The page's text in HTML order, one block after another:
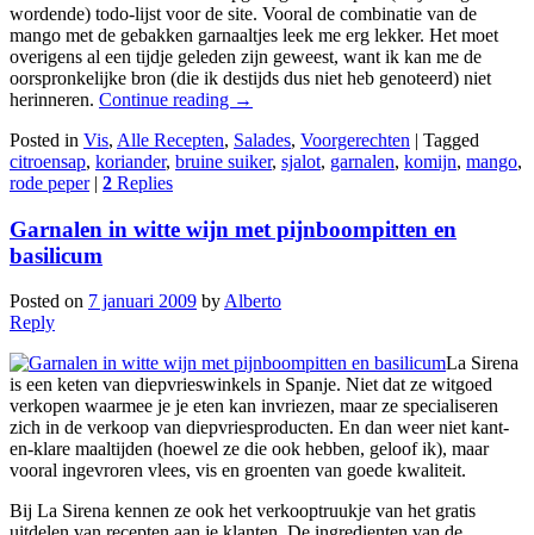
wordende) todo-lijst voor de site. Vooral de combinatie van de
mango met de gebakken garnaaltjes leek me erg lekker. Het moet
overigens al een tijdje geleden zijn geweest, want ik kan me de
oorspronkelijke bron (die ik destijds dus niet heb genoteerd) niet
herinneren. Continue reading →
Posted in Vis, Alle Recepten, Salades, Voorgerechten | Tagged
citroensap, koriander, bruine suiker, sjalot, garnalen, komijn, mango,
rode peper | 2 Replies
Garnalen in witte wijn met pijnboompitten en
basilicum
Posted on 7 januari 2009 byAlberto
Reply
La Sirena
is een keten van diepvrieswinkels in Spanje. Niet dat ze witgoed
verkopen waarmee je je eten kan invriezen, maar ze specialiseren
zich in de verkoop van diepvriesproducten. En dan weer niet kant-
en-klare maaltijden (hoewel ze die ook hebben, geloof ik), maar
vooral ingevroren vlees, vis en groenten van goede kwaliteit.
Bij La Sirena kennen ze ook het verkooptruukje van het gratis